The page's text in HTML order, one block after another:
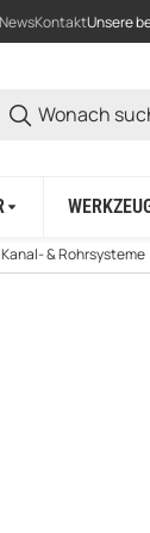
NewsKontaktUnsere
Kanal- & Rohrsysteme